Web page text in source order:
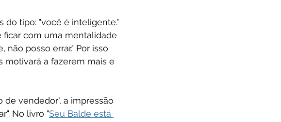
do tipo: "você é inteligente."
ficar com uma mentalidade
posso errar." Por isso
motivará a fazerem mais e
vendedor". a impressão
No livro "Seu Balde está